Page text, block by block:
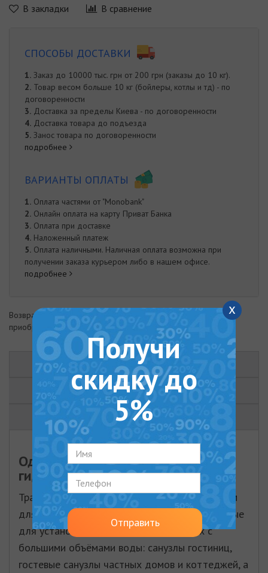
В закладки В сравнение
СПОСОБЫ ДОСТАВКИ
1. Заказ до 10000 тыс. грн от 200 грн (заказы до 10 кг).
2. Товар весом больше 10 кг (бойлеры, котлы и тд) - по
договоренности
3. Доставка за пределы Киева - по договоренности
4. Доставка товара до подъезда
5. Занос товара по договоренности
подробнее
ВАРИАНТЫ ОПЛАТЫ
1. Оплата частями от "Monobank"
2. Онлайн оплата на карту Приват Банка
3. Оплата при доставке
4. Наложенный платеж
5. Оплата наличными. Наличная оплата возможна при
получении заказа курьером либо в нашем офисе.
подробнее
Возврат товара возможен в течение 14 дней с момента
приобретения
ОПИСАНИЕ
ХАРАКТЕРИСТИКИ
ОТЗЫВЫ (0)
Однокорпусный низкий трап с
гидрозатвором MCH 440 L
Трапы c гидрозатвором с прижимным фланцем
для рулонной гидроизоляции, предназначенные
для установки во влажных помещениях с
большими объёмами воды: санузлы гостиниц,
гостевые санузлы частных домов и коттеджей, а
x
Получи
скидку до
5%
Отправить